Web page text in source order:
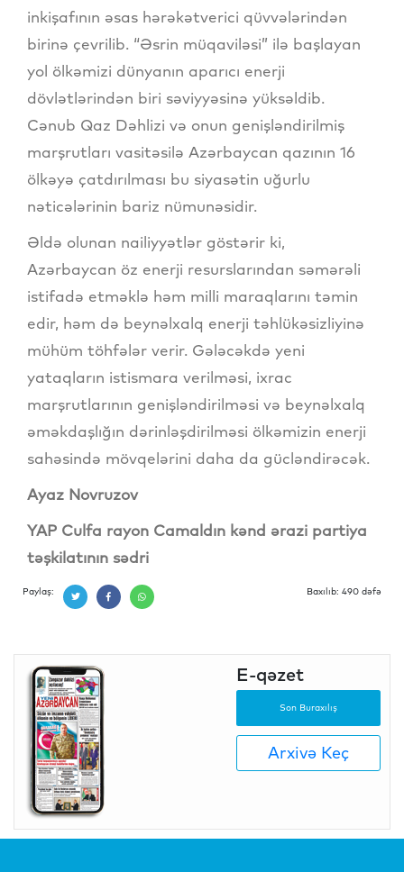
inkişafının əsas hərəkətverici qüvvələrindən
birinə çevrilib. “Əsrin müqaviləsi” ilə başlayan
yol ölkəmizi dünyanın aparıcı enerji
dövlətlərindən biri səviyyəsinə yüksəldib.
Cənub Qaz Dəhlizi və onun genişləndirilmiş
marşrutları vasitəsilə Azərbaycan qazının 16
ölkəyə çatdırılması bu siyasətin uğurlu
nəticələrinin bariz nümunəsidir.
Əldə olunan nailiyyətlər göstərir ki,
Azərbaycan öz enerji resurslarından səmərəli
istifadə etməklə həm milli maraqlarını təmin
edir, həm də beynəlxalq enerji təhlükəsizliyinə
mühüm töhfələr verir. Gələcəkdə yeni
yataqların istismara verilməsi, ixrac
marşrutlarının genişləndirilməsi və beynəlxalq
əməkdaşlığın dərinləşdirilməsi ölkəmizin enerji
sahəsində mövqelərini daha da gücləndirəcək.
Ayaz Novruzov
YAP Culfa rayon Camaldın kənd ərazi partiya
təşkilatının sədri
Paylaş: Baxılıb: 490 dəfə
E-qəzet
Son Buraxılış
Arxivə Keç